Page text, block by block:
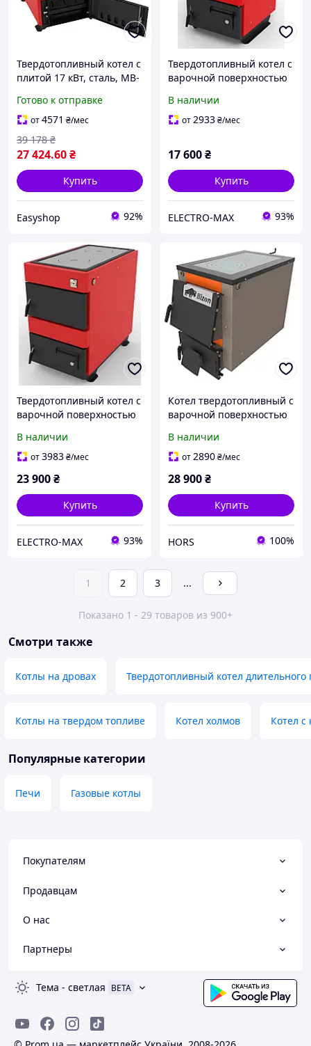
Твердотопливный котел с
плитой 17 кВт, сталь, MB-
угле / Отопительный
котел для дома
Готово к отправке
от4571 ₴/мес
27 424.60₴
39 178 ₴
Купить
Easyshop 92%
Твердотопливный котел с
варочной поверхностью
В наличии
от2933₴/мес
17 600₴
Купить
ELECTRO-MAX 93%
Твердотопливный котел с
варочной поверхностью
В наличии
от3983₴/мес
23 900₴
Купить
ELECTRO-MAX 93%
Котел твердотопливный с
варочной поверхностью
на 2 камфорки
В наличии
от2890₴/мес
28 900₴
Купить
HORS 100%
1 2 3 ...
Показано 1 - 29 товаров из 900+
Смотри также
Котлы на дровах Твердотопливный котел длительного
Котлы на твердом топливе Котел холмов Котел
Популярные категории
Печи Газовые котлы
Покупателям
Продавцам
О нас
Партнеры
Тема - светлая BETA